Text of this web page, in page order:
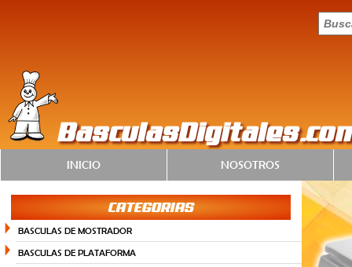
INICIO NOSOTROS
CATEGORIAS
BASCULAS DE MOSTRADOR
BASCULAS DE PLATAFORMA